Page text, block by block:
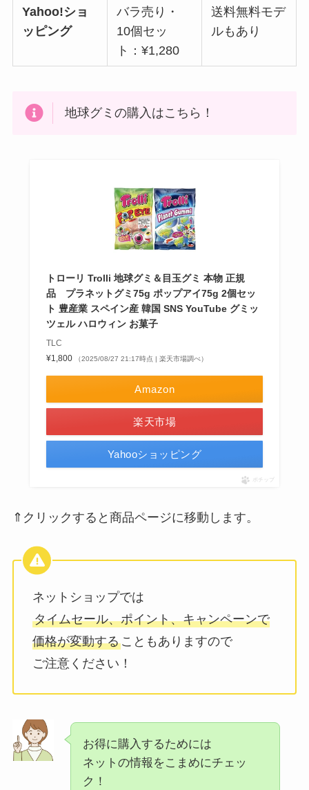
Yahoo!ショ
ッピング
バラ売り・
10個セッ
ト：¥1,280
送料無料モデ
ルもあり
地球グミの購入はこちら！
トローリ Trolli 地球グミ＆目玉グミ 本物 正規
品 プラネットグミ75g ポップアイ75g 2個セッ
ト 豊産業 スペイン産 韓国 SNS YouTube グミッ
ツェル ハロウィン お菓子
TLC
¥1,800
（2025/08/27 21:17時点 | 楽天市場調べ）
Amazon
楽天市場
Yahooショッピング
ポチップ
⇑クリックすると商品ページに移動します。
ネットショップでは
タイムセール、ポイント、キャンペーンで
価格が変動することもありますので
ご注意ください！
お得に購入するためには
ネットの情報をこまめにチェッ
ク！